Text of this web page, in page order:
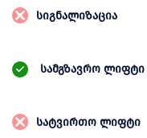
სიგნალიზაცია
სამგზავრო ლიფტი
სატვირთო ლიფტი